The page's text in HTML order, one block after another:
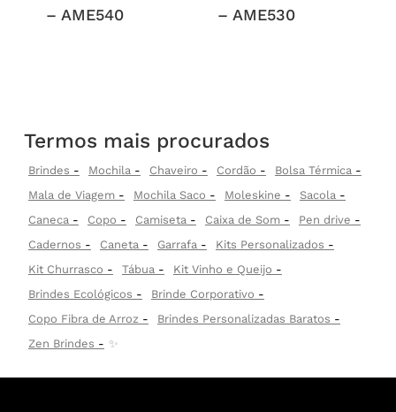
– AME540
– AME530
Termos mais procurados
Brindes Mochila Chaveiro Cordão
Bolsa Térmica
Mala de Viagem
Mochila Saco Moleskine
Sacola
Caneca
Copo Camiseta Caixa de Som
Pen drive
Cadernos
Caneta Garrafa
Kits Personalizados
Kit Churrasco
Tábua
Kit Vinho e Queijo
Brindes Ecológicos
Brinde Corporativo
Copo Fibra de Arroz
Brindes Personalizadas Baratos
Zen Brindes
✨